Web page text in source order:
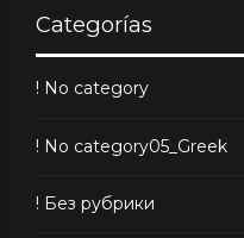
Categorías
! No category
! No category05_Greek
! Без рубрики